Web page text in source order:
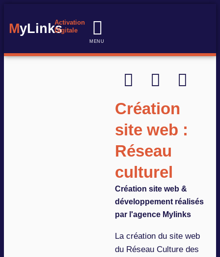
MyLinksActivation
Digitale
MENU
Création
site web :
Réseau
culturel
Création site web &
développement réalisés
par l'agence Mylinks
La création du site web
du Réseau Culture des